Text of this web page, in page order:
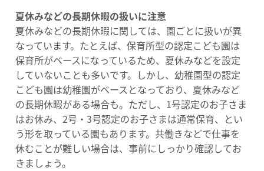
夏休みなどの長期休暇の扱いに注意
夏休みなどの長期休暇に関しては、園ごとに扱いが異
なっています。たとえば、保育所型の認定こども園は
保育所がベースになっているため、夏休みなどを設定
していないことも多いです。しかし、幼稚園型の認定
こども園は幼稚園がベースとなっており、夏休みなど
の長期休暇がある場合も。ただし、1号認定のお子さま
はお休み、2号・3号認定のお子さまは通常保育、とい
う形を取っている園もあります。共働きなどで仕事を
休むことが難しい場合は、事前にしっかり確認してお
きましょう。